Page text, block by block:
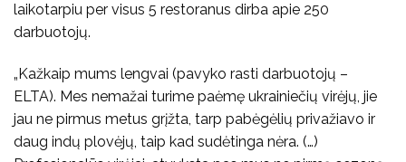
laikotarpiu per visus 5 restoranus dirba apie 250
darbuotojų.
„Kažkaip mums lengvai (pavyko rasti darbuotojų –
ELTA). Mes nemažai turime paėmę ukrainiečių virėjų, jie
jau ne pirmus metus grįžta, tarp pabėgėlių privažiavo ir
daug indų plovėjų, taip kad sudėtinga nėra. (…)